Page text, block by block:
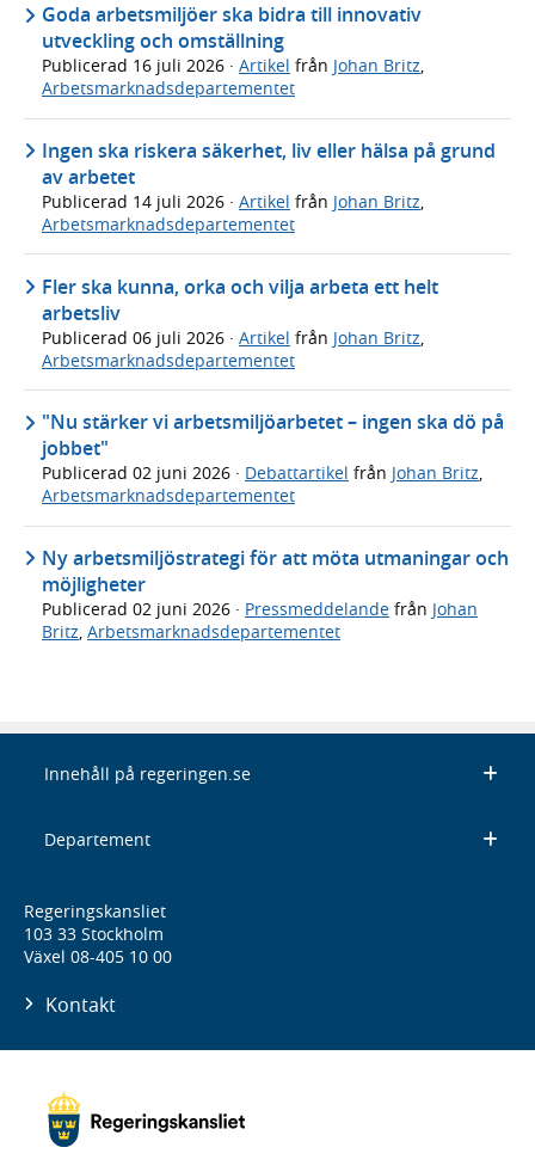
Goda arbetsmiljöer ska bidra till innovativ
utveckling och omställning
Publicerad 16 juli 2026 · Artikel från Johan Britz,
Arbetsmarknadsdepartementet
Ingen ska riskera säkerhet, liv eller hälsa på grund
av arbetet
Publicerad 14 juli 2026 · Artikel från Johan Britz,
Arbetsmarknadsdepartementet
Fler ska kunna, orka och vilja arbeta ett helt
arbetsliv
Publicerad 06 juli 2026 · Artikel från Johan Britz
Arbetsmarknadsdepartementet
"Nu stärker vi arbetsmiljöarbetet – ingen ska dö på
jobbet"
Publicerad 02 juni 2026 · Debattartikel från Johan Britz,
Arbetsmarknadsdepartementet
Ny arbetsmiljöstrategi för att möta utmaningar och
möjligheter
Publicerad 02 juni 2026 · Pressmeddelande från Johan
Britz, Arbetsmarknadsdepartementet
Innehåll på regeringen.se
Departement
Regeringskansliet
103 33 Stockholm
Växel 08-405 10 00
Kontakt